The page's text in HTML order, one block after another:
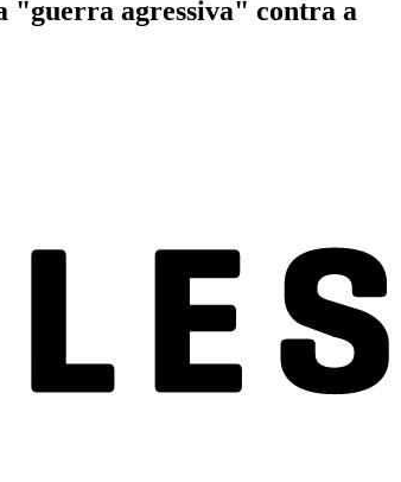
"guerra agressiva" contra a